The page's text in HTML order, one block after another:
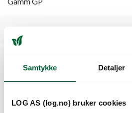
Samtykke Detaljer
LOG AS (log.no) bruker cookies
Kunder så også på